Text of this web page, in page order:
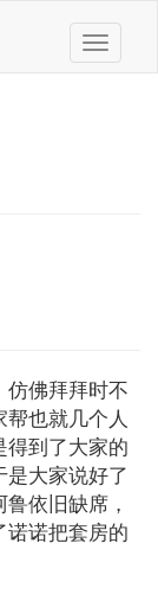
Toggle
佛拜拜时不
也就几个人
到了大家的
大家说好了
依旧缺席，
诺把套房的